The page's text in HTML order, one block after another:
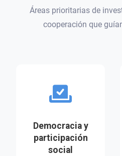
Áreas prioritarias de
cooperación que
Democracia y
participación
social